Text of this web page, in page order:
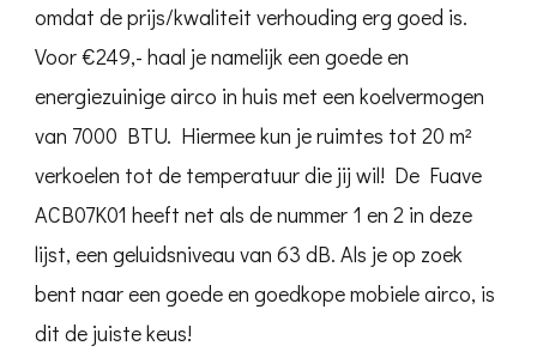
omdat de prijs/kwaliteit verhouding erg goed is.
Voor €249,- haal je namelijk een goede en
energiezuinige airco in huis met een koelvermogen
van 7000 BTU. Hiermee kun je ruimtes tot 20 m²
verkoelen tot de temperatuur die jij wil! De Fuave
ACB07K01 heeft net als de nummer 1 en 2 in deze
lijst, een geluidsniveau van 63 dB. Als je op zoek
bent naar een goede en goedkope mobiele airco, is
dit de juiste keus!